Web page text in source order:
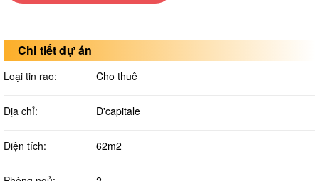
Chi tiết dự án
Loại tin rao: Cho thuê
Địa chỉ: D'capitale
Diện tích: 62m2